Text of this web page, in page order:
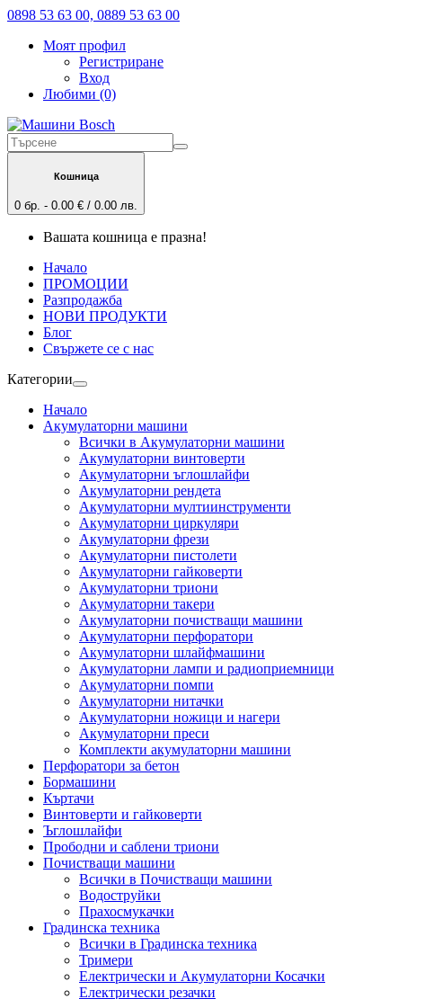
0898 53 63 00, 0889 53 63 00
Моят профил
Регистриране
Вход
Любими (0)
Кошница
0 бр. - 0.00 € / 0.00 лв.
Вашата кошница е празна!
Начало
ПРОМОЦИИ
Разпродажба
НОВИ ПРОДУКТИ
Блог
Свържете се с нас
Категории
Начало
Акумулаторни машини
Всички в Акумулаторни машини
Акумулаторни винтоверти
Акумулаторни ъглошлайфи
Акумулаторни рендета
Акумулаторни мултиинструменти
Акумулаторни циркуляри
Акумулаторни фрези
Акумулаторни пистолети
Акумулаторни гайковерти
Акумулаторни триони
Акумулаторни такери
Акумулаторни почистващи машини
Акумулаторни перфоратори
Акумулаторни шлайфмашини
Акумулаторни лампи и радиоприемници
Акумулаторни помпи
Акумулаторни нитачки
Акумулаторни ножици и нагери
Акумулаторни преси
Комплекти акумулаторни машини
Перфоратори за бетон
Бормашини
Къртачи
Винтоверти и гайковерти
Ъглошлайфи
Прободни и саблени триони
Почистващи машини
Всички в Почистващи машини
Водоструйки
Прахосмукачки
Градинска техника
Всички в Градинска техника
Тримери
Електрически и Акумулаторни Косачки
Електрически резачки